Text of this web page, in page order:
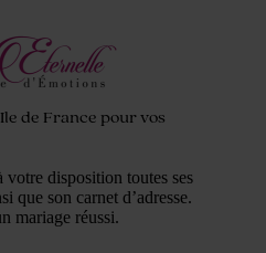
de France pour vos
votre disposition toutes ses
que son carnet d’adresse.
mariage réussi.